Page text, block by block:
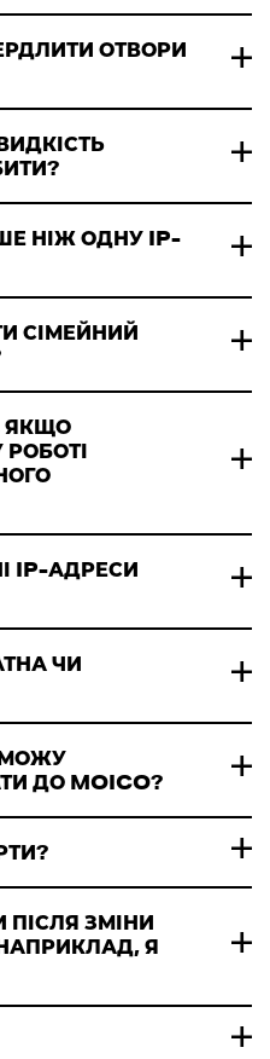
ОТВОРИ
НІЖ ОДНУ IP-
СІМЕЙНИЙ
ЯКЩО
IP-АДРЕСИ
ЧИ
МОЖУ
ДО MOICO?
ЗМІНИ
Я